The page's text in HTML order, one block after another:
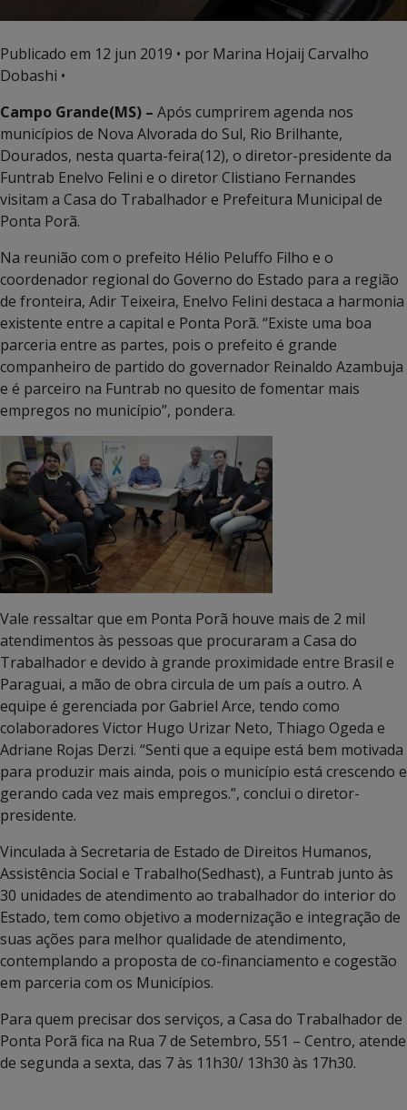
Publicado em 12 jun 2019 • por Marina Hojaij Carvalho
Dobashi •
Campo Grande(MS) – Após cumprirem agenda nos
municípios de Nova Alvorada do Sul, Rio Brilhante,
Dourados, nesta quarta-feira(12), o diretor-presidente da
Funtrab Enelvo Felini e o diretor Clistiano Fernandes
visitam a Casa do Trabalhador e Prefeitura Municipal de
Ponta Porã.
Na reunião com o prefeito Hélio Peluffo Filho e o
coordenador regional do Governo do Estado para a região
de fronteira, Adir Teixeira, Enelvo Felini destaca a harmonia
existente entre a capital e Ponta Porã. “Existe uma boa
parceria entre as partes, pois o prefeito é grande
companheiro de partido do governador Reinaldo Azambuja
e é parceiro na Funtrab no quesito de fomentar mais
empregos no município”, pondera.
Vale ressaltar que em Ponta Porã houve mais de 2 mil
atendimentos às pessoas que procuraram a Casa do
Trabalhador e devido à grande proximidade entre Brasil e
Paraguai, a mão de obra circula de um país a outro. A
equipe é gerenciada por Gabriel Arce, tendo como
colaboradores Victor Hugo Urizar Neto, Thiago Ogeda e
Adriane Rojas Derzi. “Senti que a equipe está bem motivada
para produzir mais ainda, pois o município está crescendo e
gerando cada vez mais empregos.”, conclui o diretor-
presidente.
Vinculada à Secretaria de Estado de Direitos Humanos,
Assistência Social e Trabalho(Sedhast), a Funtrab junto às
30 unidades de atendimento ao trabalhador do interior do
Estado, tem como objetivo a modernização e integração de
suas ações para melhor qualidade de atendimento,
contemplando a proposta de co-financiamento e cogestão
em parceria com os Municípios.
Para quem precisar dos serviços, a Casa do Trabalhador de
Ponta Porã fica na Rua 7 de Setembro, 551 – Centro, atende
de segunda a sexta, das 7 às 11h30/ 13h30 às 17h30.